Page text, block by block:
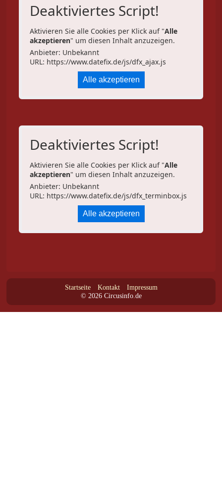
Deaktiviertes Script!
Aktivieren Sie alle Cookies per Klick auf "Alle
akzeptieren" um diesen Inhalt anzuzeigen.
Anbieter: Unbekannt
URL: https://www.datefix.de/js/dfx_ajax.js
Alle akzeptieren
Deaktiviertes Script!
Aktivieren Sie alle Cookies per Klick auf "Alle
akzeptieren" um diesen Inhalt anzuzeigen.
Anbieter: Unbekannt
URL: https://www.datefix.de/js/dfx_terminbox.js
Alle akzeptieren
Startseite Kontakt
Impressum
© 2026 Circusinfo.de